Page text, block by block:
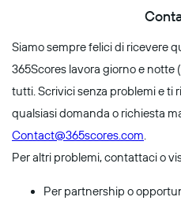
Siamo sempre felici di ricevere
365Scores lavora giorno e
tutti. Scrivici senza problemi e ti
qualsiasi domanda o richiesta
Contact@365scores.com
Per altri problemi, contattaci o
Per partnership o